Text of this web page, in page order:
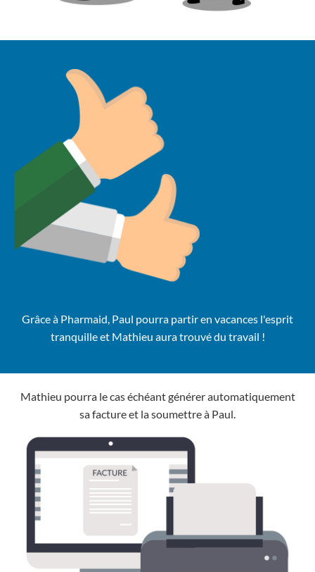
Grâce à Pharmaid, Paul pourra partir en vacances l'esprit
tranquille et Mathieu aura trouvé du travail !
Mathieu pourra le cas échéant générer automatiquement
sa facture et la soumettre à Paul.